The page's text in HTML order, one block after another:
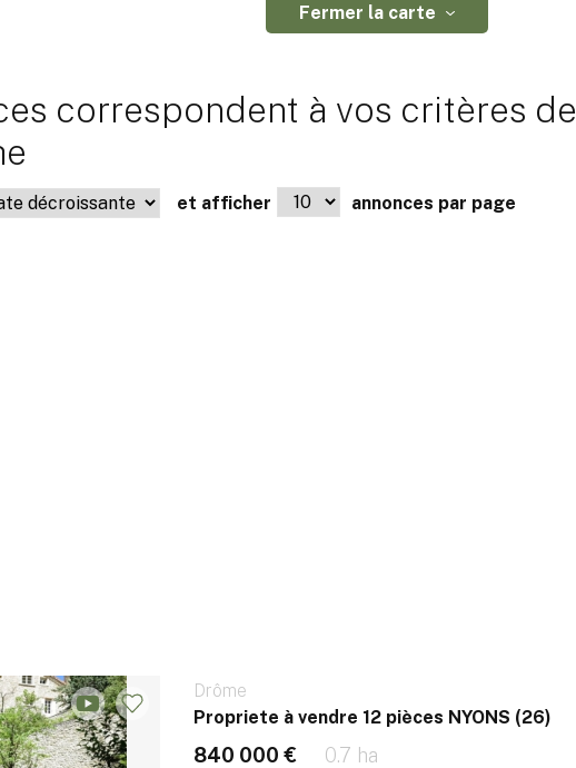
Fermer la carte
correspondent à vos critères de
et afficher annonces par page
Drôme
Propriete à vendre 12 pièces NYONS (26)
840 000 € 0.7 ha